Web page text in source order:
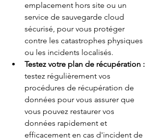
emplacement hors site ou un
service de sauvegarde cloud
sécurisé, pour vous protéger
contre les catastrophes physiques
ou les incidents localisés.
Testez votre plan de récupération :
testez régulièrement vos
procédures de récupération de
données pour vous assurer que
vous pouvez restaurer vos
données rapidement et
efficacement en cas d'incident de